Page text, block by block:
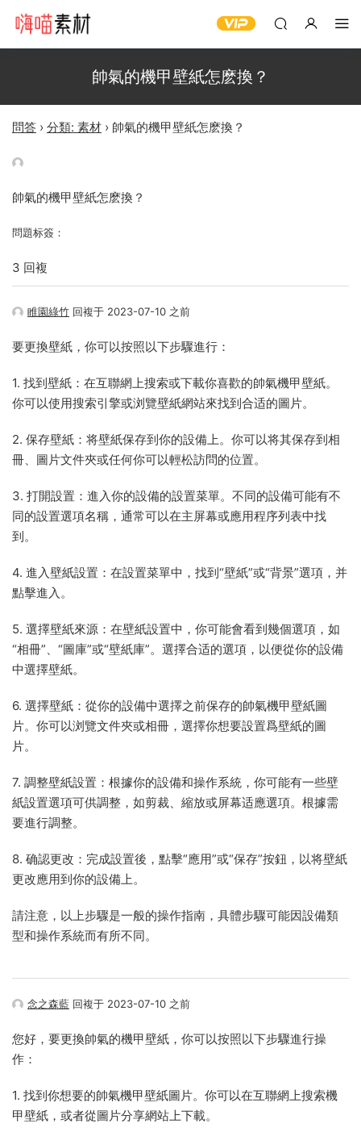
帥氣的機甲壁紙怎麽換？
問答 › 分類: 素材 › 帥氣的機甲壁紙怎麽換？
帥氣的機甲壁紙怎麽換？
問題标簽：
3 回複
睢園綠竹 回複于 2023-07-10 之前
要更換壁紙，你可以按照以下步驟進行：
1. 找到壁紙：在互聯網上搜索或下載你喜歡的帥氣機甲壁紙。
你可以使用搜索引擎或浏覽壁紙網站來找到合适的圖片。
2. 保存壁紙：将壁紙保存到你的設備上。你可以将其保存到相
冊、圖片文件夾或任何你可以輕松訪問的位置。
3. 打開設置：進入你的設備的設置菜單。不同的設備可能有不
同的設置選項名稱，通常可以在主屏幕或應用程序列表中找
到。
4. 進入壁紙設置：在設置菜單中，找到“壁紙”或“背景”選項，并
點擊進入。
5. 選擇壁紙來源：在壁紙設置中，你可能會看到幾個選項，如
“相冊”、“圖庫”或“壁紙庫”。選擇合适的選項，以便從你的設備
中選擇壁紙。
6. 選擇壁紙：從你的設備中選擇之前保存的帥氣機甲壁紙圖
片。你可以浏覽文件夾或相冊，選擇你想要設置爲壁紙的圖
片。
7. 調整壁紙設置：根據你的設備和操作系統，你可能有一些壁
紙設置選項可供調整，如剪裁、縮放或屏幕适應選項。根據需
要進行調整。
8. 确認更改：完成設置後，點擊“應用”或“保存”按鈕，以将壁紙
更改應用到你的設備上。
請注意，以上步驟是一般的操作指南，具體步驟可能因設備類
型和操作系統而有所不同。
念之森藍 回複于 2023-07-10 之前
您好，要更換帥氣的機甲壁紙，你可以按照以下步驟進行操
作：
1. 找到你想要的帥氣機甲壁紙圖片。你可以在互聯網上搜索機
甲壁紙，或者從圖片分享網站上下載。